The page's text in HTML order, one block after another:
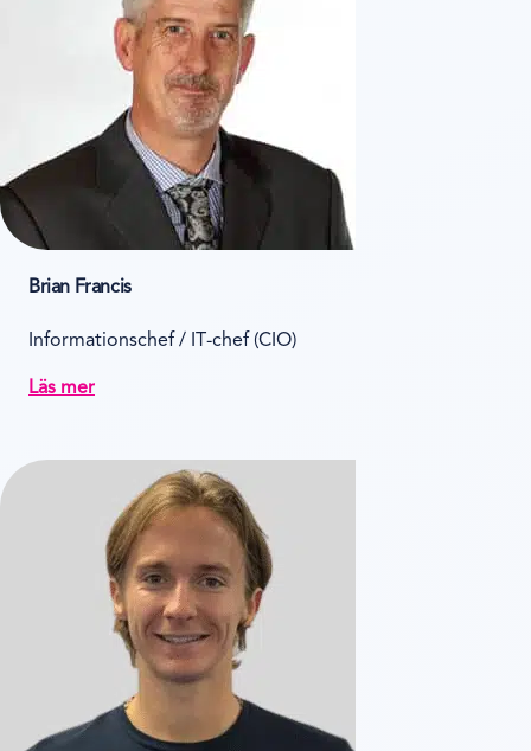
Brian Francis
Informationschef / IT-chef (CIO)
Läs mer